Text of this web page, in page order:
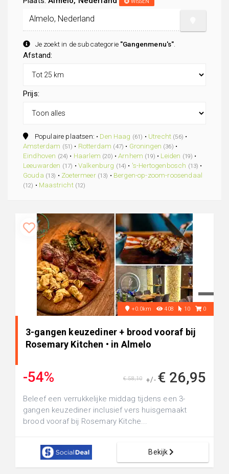
Je zoekt in de subcategorie "Gangenmenu's"
Afstand:
Prijs:
Populaire plaatsen: • Den Haag (61) • Utrecht (56) •
Amsterdam (51) • Rotterdam (47) • Groningen (36) •
Eindhoven (24) • Haarlem (20) •Arnhem (19) • Leiden (19) •
Leeuwarden (17) • Valkenburg (14) • 's-Hertogenbosch (13) •
Gouda (13) • Zoetermeer (13) • Bergen-op-zoom-roosendaal
(12) • Maastricht (12)
+0.0km 408 10 0
3-gangen keuzediner + brood vooraf bij
Rosemary Kitchen • in Almelo
-54% +/- € 26,95
€ 58,10
Beleef een verrukkelijke middag tijdens een 3-
gangen keuzediner inclusief vers huisgemaakt
brood vooraf bij Rosemary Kitche...
Bekijk